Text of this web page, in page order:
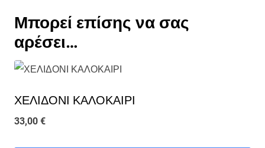
Μπορεί επίσης να σας
αρέσει…
ΧΕΛΙΔΟΝΙ ΚΑΛΟΚΑΙΡΙ
33,00 €